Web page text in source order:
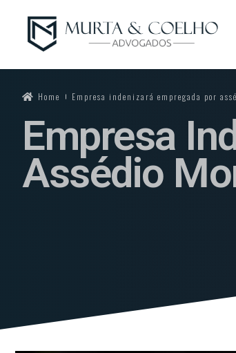
Home Empresa indenizará empregada por
Empresa
Assédio